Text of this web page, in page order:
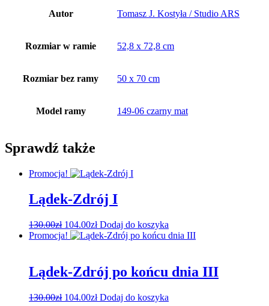
Autor Tomasz J. Kostyła / Studio ARS
Rozmiar w ramie 52,8 x 72,8 cm
Rozmiar bez ramy 50 x 70 cm
Model ramy 149-06 czarny mat
Sprawdź także
Promocja!
Lądek-Zdrój I
130.00zł Pierwotna
cena
104.00złAktualna
cena
Dodaj do koszyka
Promocja!
Lądek-Zdrój po końcu dnia III
130.00zł Pierwotna
104.00złAktualna
Dodaj do koszyka